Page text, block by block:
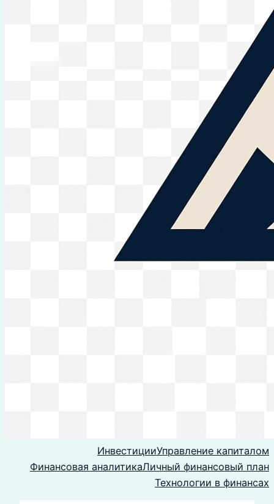
ИнвестицииУправление капиталом
Финансовая аналитикаЛичный финансовый план
Технологии в финансах